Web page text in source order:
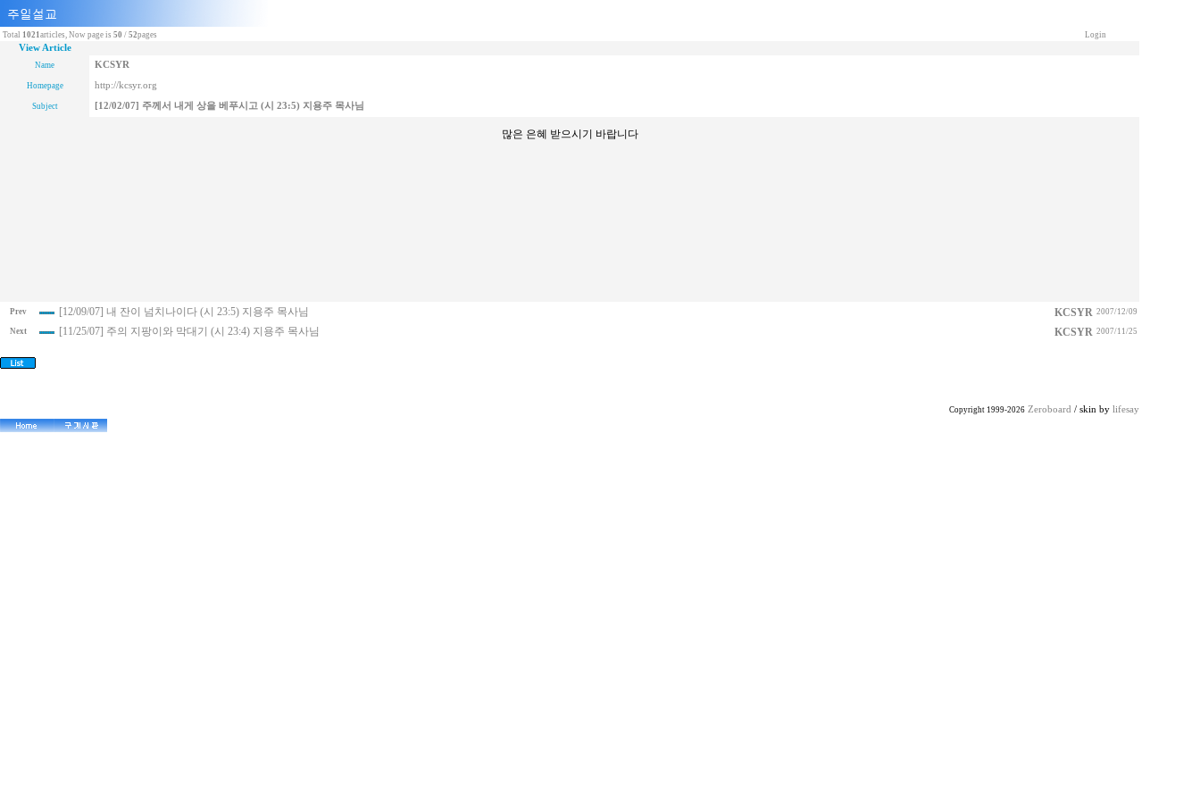
Total 1021articles, Now page is 50 / 52pages Login
View Article
Name KCSYR
Homepage http://kcsyr.org
Subject [12/02/07] 주께서 내게 상을 베푸시고 (시 23:5) 지용주 목사님
많은 은혜 받으시기 바랍니다
Prev [12/09/07] 내 잔이 넘치나이다 (시 23:5) 지용주 목사님 KCSYR 2007/12/09
Next [11/25/07] 주의 지팡이와 막대기 (시 23:4) 지용주 목사님 KCSYR 2007/11/25
Copyright 1999-2026 Zeroboard / skin by lifesay